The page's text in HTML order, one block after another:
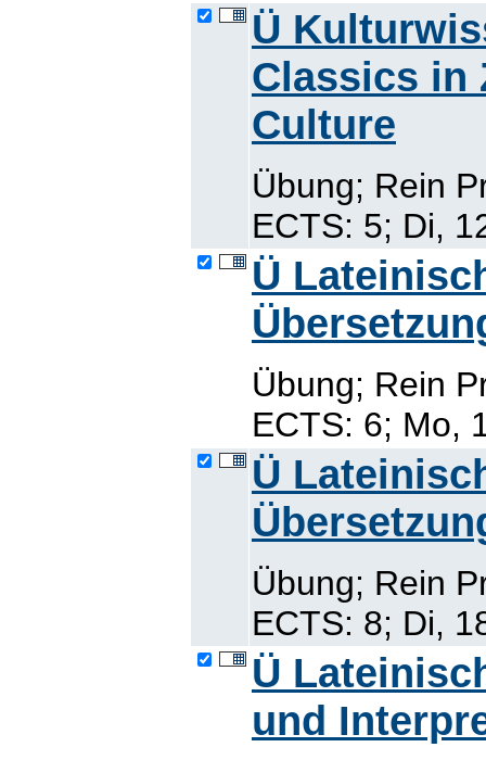
Ü
Classics in
Culture
Übung; Rein
ECTS: 5; Di,
Ü
Übung; Rein
ECTS: 6; Mo,
Ü
Übung; Rein
ECTS: 8; Di,
Ü
und